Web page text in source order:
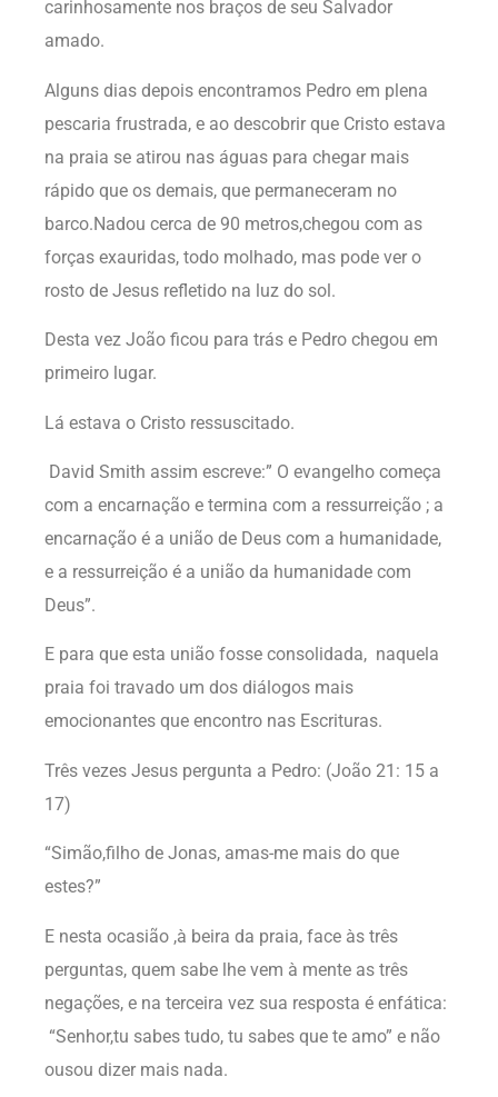
carinhosamente nos braços de seu Salvador
amado.
Alguns dias depois encontramos Pedro em plena
pescaria frustrada, e ao descobrir que Cristo estava
na praia se atirou nas águas para chegar mais
rápido que os demais, que permaneceram no
barco.Nadou cerca de 90 metros,chegou com as
forças exauridas, todo molhado, mas pode ver o
rosto de Jesus refletido na luz do sol.
Desta vez João ficou para trás e Pedro chegou em
primeiro lugar.
Lá estava o Cristo ressuscitado.
David Smith assim escreve:” O evangelho começa
com a encarnação e termina com a ressurreição ; a
encarnação é a união de Deus com a humanidade,
e a ressurreição é a união da humanidade com
Deus”.
E para que esta união fosse consolidada, naquela
praia foi travado um dos diálogos mais
emocionantes que encontro nas Escrituras.
Três vezes Jesus pergunta a Pedro: (João 21: 15 a
17)
“Simão,filho de Jonas, amas-me mais do que
estes?”
E nesta ocasião ,à beira da praia, face às três
perguntas, quem sabe lhe vem à mente as três
negações, e na terceira vez sua resposta é enfática:
“Senhor,tu sabes tudo, tu sabes que te amo” e não
ousou dizer mais nada.